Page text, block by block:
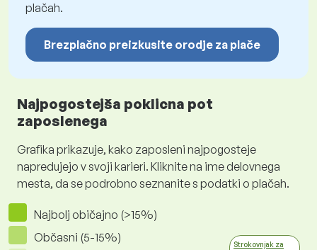
plačah.
Brezplačno preizkusite orodje za plače
Najpogostejša poklicna pot
zaposlenega
Grafika prikazuje, kako zaposleni najpogosteje
napredujejo v svoji karieri. Kliknite na ime delovnega
mesta, da se podrobno seznanite s podatki o plačah.
Najbolj običajno (>15%)
Občasni (5-15%)
Strokovnjak za